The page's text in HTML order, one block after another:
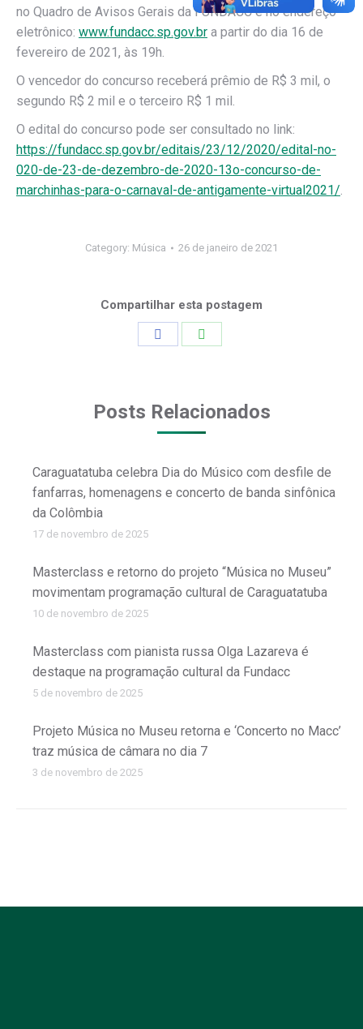
no Quadro de Avisos Gerais da FUNDACC e no endereço
eletrônico: www.fundacc.sp.gov.br a partir do dia 16 de
fevereiro de 2021, às 19h.
O vencedor do concurso receberá prêmio de R$ 3 mil, o
segundo R$ 2 mil e o terceiro R$ 1 mil.
O edital do concurso pode ser consultado no link:
https://fundacc.sp.gov.br/editais/23/12/2020/edital-no-
020-de-23-de-dezembro-de-2020-13o-concurso-de-
marchinhas-para-o-carnaval-de-antigamente-virtual2021/.
Category: Música 26 de janeiro de 2021
Compartilhar esta postagem
Posts Relacionados
Caraguatatuba celebra Dia do Músico com desfile de
fanfarras, homenagens e concerto de banda sinfônica
da Colômbia
17 de novembro de 2025
Masterclass e retorno do projeto “Música no Museu”
movimentam programação cultural de Caraguatatuba
10 de novembro de 2025
Masterclass com pianista russa Olga Lazareva é
destaque na programação cultural da Fundacc
5 de novembro de 2025
Projeto Música no Museu retorna e ‘Concerto no Macc’
traz música de câmara no dia 7
3 de novembro de 2025